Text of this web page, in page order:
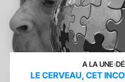
A LA UNE›
LE CERVEAU, CET